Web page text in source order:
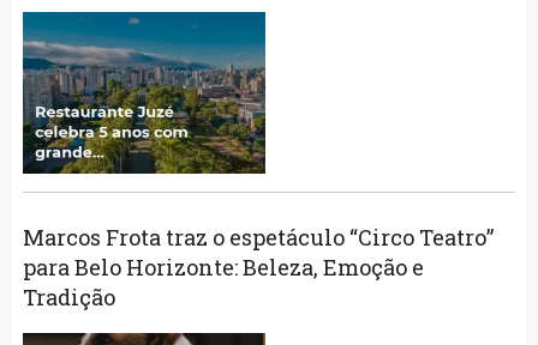
Marcos Frota traz o espetáculo “Circo Teatro”
para Belo Horizonte: Beleza, Emoção e
Tradição